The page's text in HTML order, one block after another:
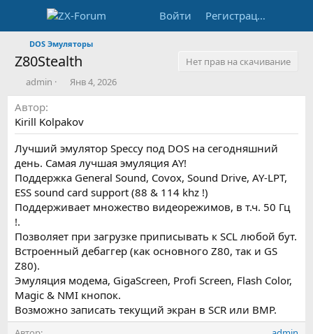
Войти Регистрация
DOS Эмуляторы
Z80Stealth
Нет прав на скачивание
А
в
т
о
р
admin
Д
а
а
с
о
з
д
а
н
и
Янв 4, 2026
Автор
Kirill Kolpakov
Лучший эмулятор Speccy под DOS на сегодняшний
день. Самая лучшая эмуляция AY!
Поддержка General Sound, Covox, Sound Drive, AY-LPT,
ESS sound card support (88 & 114 khz !)
Поддерживает множество видеорежимов, в т.ч. 50 Гц
!.
Позволяет при загрузке приписывать к SCL любой бут.
Встроенный дебаггер (как основного Z80, так и GS
Z80).
Эмуляция модема, GigaScreen, Profi Screen, Flash Color,
Magic & NMI кнопок.
Возможно записать текущий экран в SCR или BMP.